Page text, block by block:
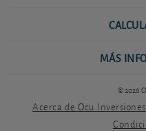
MÁS
© 2026
Acerca de Ocu Inversiones